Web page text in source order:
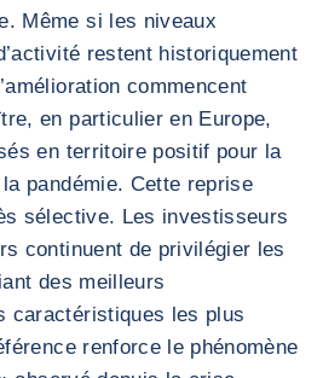
Même si les niveaux
restent historiquement
commencent
en particulier en Europe,
en territoire positif pour la
pandémie. Cette reprise
sélective. Les investisseurs
continuent de privilégier les
des meilleurs
caractéristiques les plus
renforce le phénomène